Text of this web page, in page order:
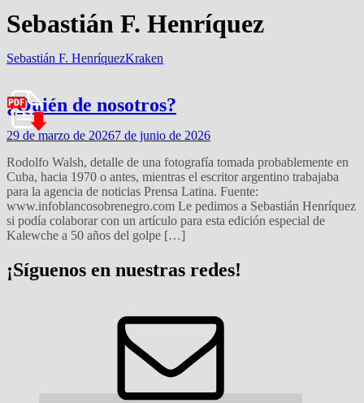
Sebastián F. Henríquez
Sebastián F. HenríquezKraken
¿Quién de nosotros?
29 de marzo de 20267 de junio de 2026
Rodolfo Walsh, detalle de una fotografía tomada probablemente en
Cuba, hacia 1970 o antes, mientras el escritor argentino trabajaba
para la agencia de noticias Prensa Latina. Fuente:
www.infoblancosobrenegro.com Le pedimos a Sebastián Henríquez
si podía colaborar con un artículo para esta edición especial de
Kalewche a 50 años del golpe […]
¡Síguenos en nuestras redes!